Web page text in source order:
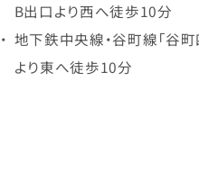
B出口より西へ徒歩10分
地下鉄中央線・谷町線「谷
より東へ徒歩10分